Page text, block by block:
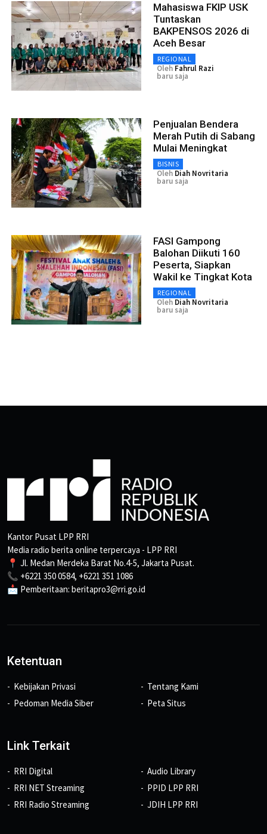
Mahasiswa FKIP USK
Tuntaskan
BAKPENSOS 2026 di
Aceh Besar
REGIONAL
Oleh Fahrul Razi
baru saja
Penjualan Bendera
Merah Putih di Sabang
Mulai Meningkat
BISNIS
Oleh Diah Novritaria
baru saja
FASI Gampong
Balohan Diikuti 160
Peserta, Siapkan
Wakil ke Tingkat Kota
REGIONAL
Oleh Diah Novritaria
baru saja
Kantor Pusat LPP RRI
Media radio berita online terpercaya - LPP RRI
📍 Jl. Medan Merdeka Barat No.4-5, Jakarta Pusat.
📞 +6221 350 0584, +6221 351 1086
📩 Pemberitaan: beritapro3@rri.go.id
Ketentuan
Kebijakan Privasi
Pedoman Media Siber
Tentang Kami
Peta Situs
Link Terkait
RRI Digital
RRI NET Streaming
RRI Radio Streaming
Audio Library
PPID LPP RRI
JDIH LPP RRI